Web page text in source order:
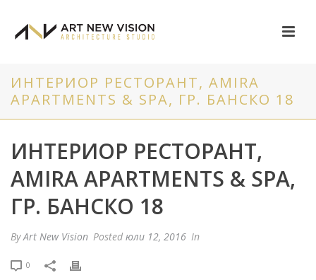
ИНТЕРИОР РЕСТОРАНТ, АMIRA
APARTMENTS & SPA, ГР. БАНСКО 18
ИНТЕРИОР РЕСТОРАНТ,
АMIRA APARTMENTS & SPA,
ГР. БАНСКО 18
ByArt New Vision Posted юли 12, 2016 In
0